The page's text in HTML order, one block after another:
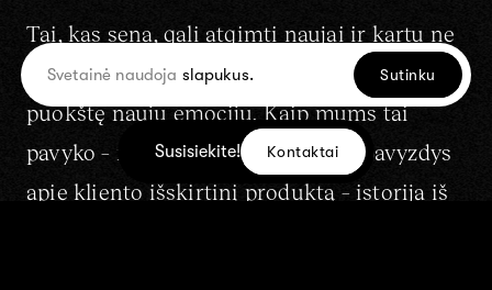
Susisiekite! Kontaktai
Svetainė naudoja slapukus. Sutinku
Tai, kas sena, gali atgimti naujai ir kartu ne
tik atgaivinti prisiminimus, bet ir sukurti
puokštę naujų emocijų. Kaip mums tai
pavyko – netradicinio pasakojimo pavyzdys
apie kliento išskirtinį produktą – istorija iš